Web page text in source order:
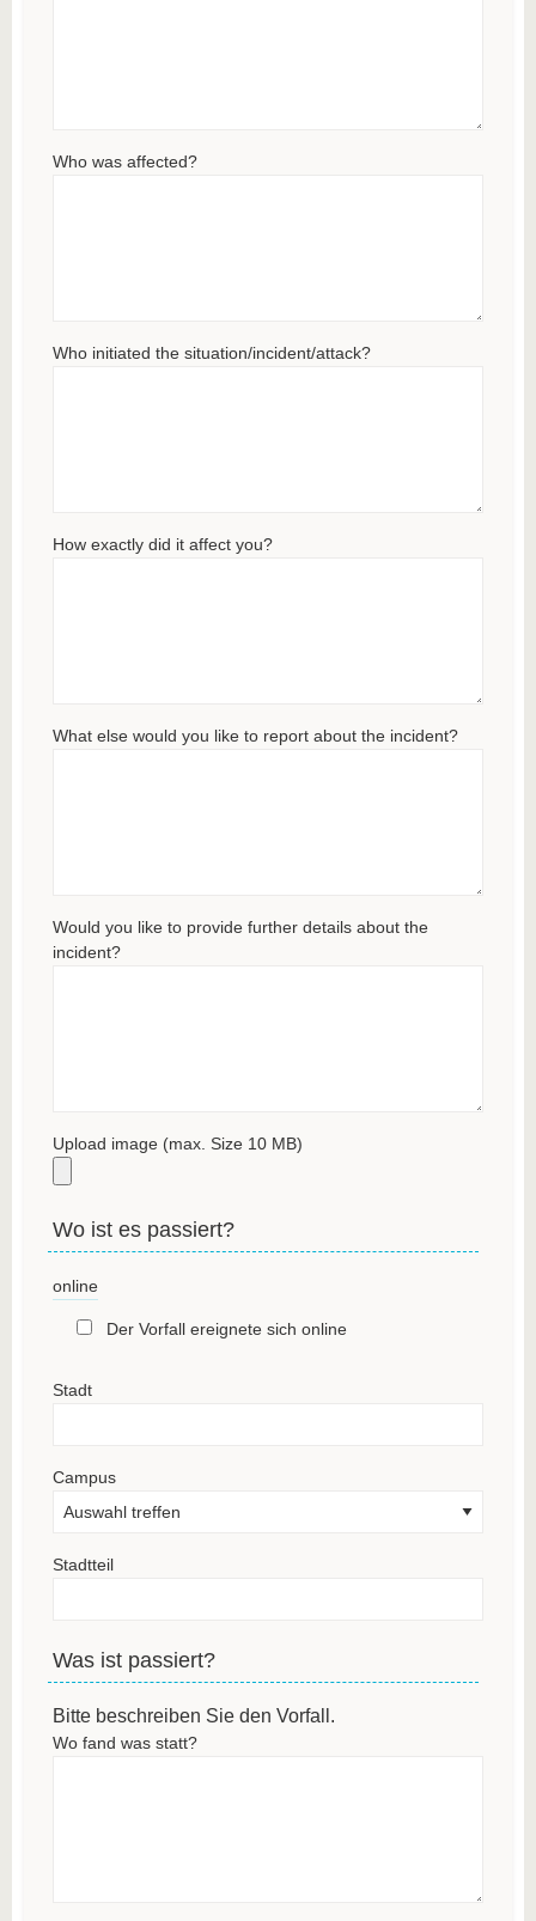
Who was affected?
Who initiated the situation/incident/attack?
How exactly did it affect you?
What else would you like to report about the incident?
Would you like to provide further details about the
incident?
Upload image (max. Size 10 MB)
Wo ist es passiert?
online
Der Vorfall ereignete sich online
Stadt
Campus
Stadtteil
Was ist passiert?
Bitte beschreiben Sie den Vorfall.
Wo fand was statt?